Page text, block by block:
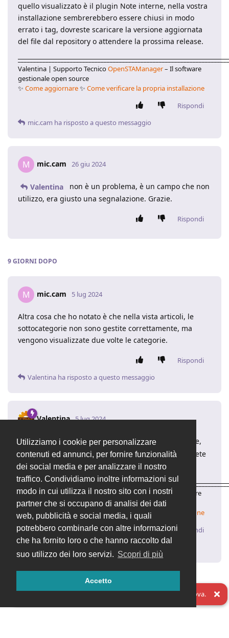
Utilizziamo i cookie per personalizzare
contenuti ed annunci, per fornire funzionalità
dei social media e per analizzare il nostro
traffico. Condividiamo inoltre informazioni sul
modo in cui utilizza il nostro sito con i nostri
partner che si occupano di analisi dei dati
web, pubblicità e social media, i quali
potrebbero combinarle con altre informazioni
che ha fornito loro o che hanno raccolto dal
suo utilizzo dei loro servizi. Scopri di più
Accetto
quello visualizzato è il plugin Note interne, nella vostra
installazione sembrerebbero essere chiusi in modo
errato i tag, dovreste scaricare la versione aggiornata
del file dal repository o attendere la prossima release.
Valentina | Supporto TecnicoOpenSTAManager– Il software
gestionale open source
✨ Come aggiornare✨ Come verificare la propria installazione
Rispondi
mic.cam ha risposto a questo messaggio
M mic.cam 26 giu 2024
Valentina
non è un problema, è un campo che non
utilizzo, era giusto una segnalazione. Grazie.
Rispondi
9 GIORNI DOPO
M mic.cam 5 lug 2024
Altra cosa che ho notato è che nella vista articoli, le
sottocategorie non sono gestite correttamente, ma
vengono visualizzate due volte le categorie.
Rispondi
Valentina ha risposto a questo messaggio
Valentina 5 lug 2024
Buongiorno mic.cam grazie per la segnalazione,
questo problema è già stato risolto in master e potrete
trovare la correzione nella release 2.5.3
Valentina | Supporto TecnicoOpenSTAManager– Il software
gestionale open source
✨Come aggiornare ✨Come verificare la propria installazione
Rispondi
Oops! Qualcosa è andato storto. Aggiorna la pagina e riprova.